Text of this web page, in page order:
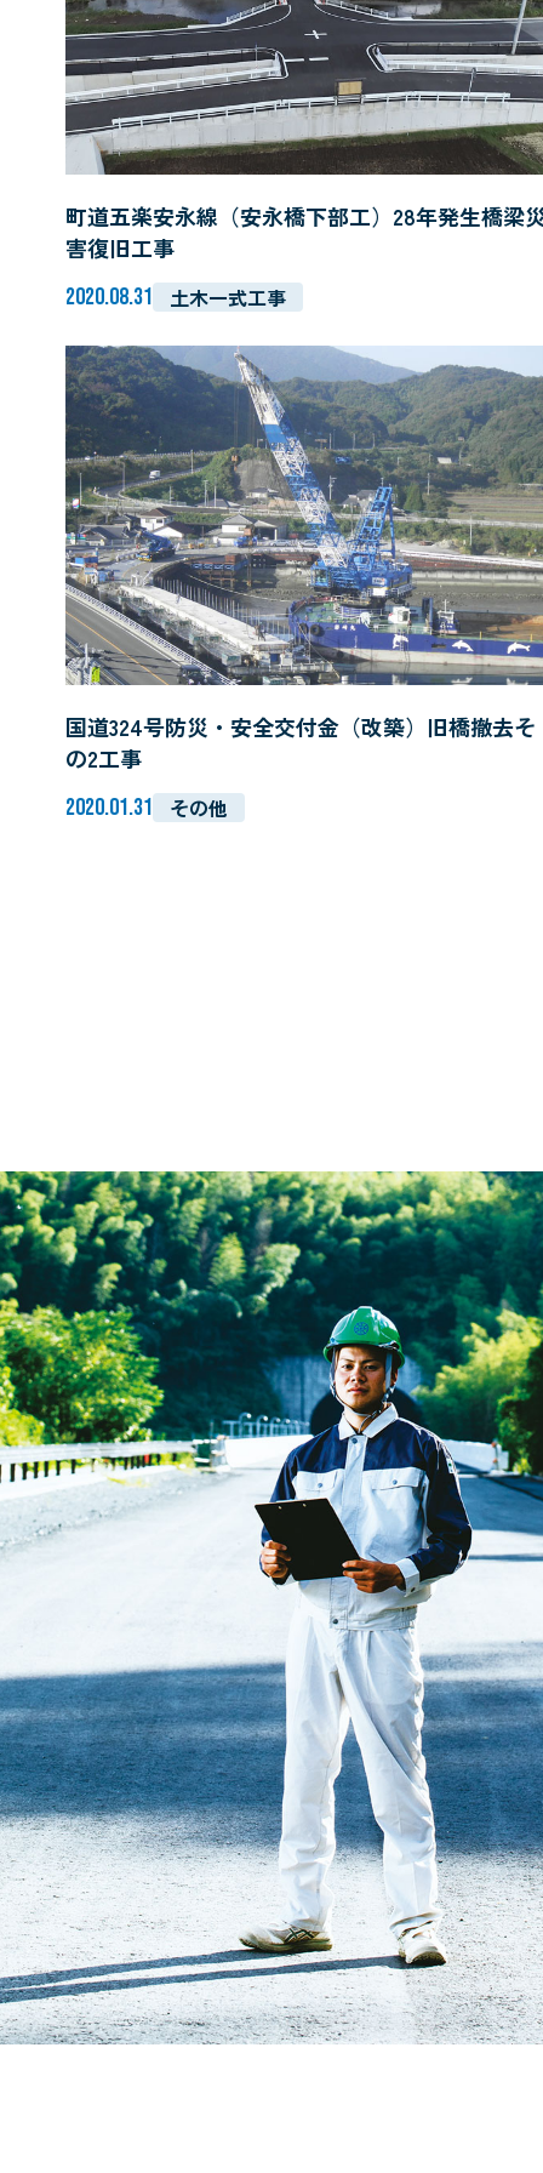
町道五楽安永線（安永橋下部工）28年発生橋梁
害復旧工事
2020.08.31 土木一式工事
国道324号防災・安全交付金（改築）旧橋撤去そ
の2工事
2020.01.31 その他